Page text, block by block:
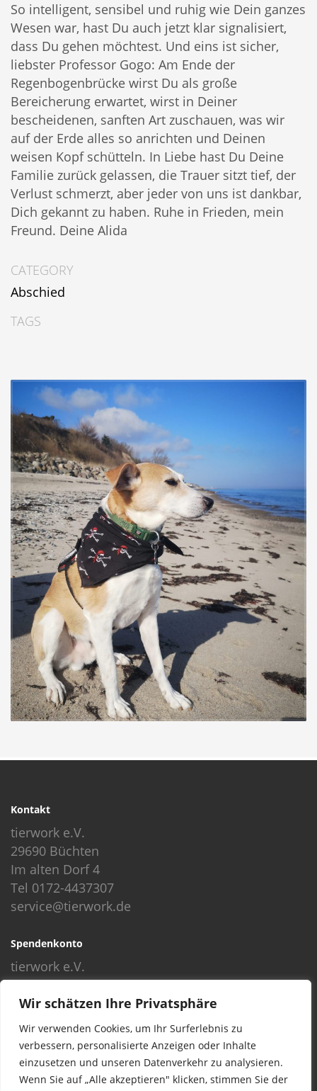
Wir schätzen Ihre Privatsphäre
Wir verwenden Cookies, um Ihr Surferlebnis zu
verbessern, personalisierte Anzeigen oder Inhalte
einzusetzen und unseren Datenverkehr zu analysieren.
Wenn Sie auf „Alle akzeptieren" klicken, stimmen Sie der
So intelligent, sensibel und ruhig wie Dein ganzes
Wesen war, hast Du auch jetzt klar signalisiert,
dass Du gehen möchtest. Und eins ist sicher,
liebster Professor Gogo: Am Ende der
Regenbogenbrücke wirst Du als große
Bereicherung erwartet, wirst in Deiner
bescheidenen, sanften Art zuschauen, was wir
auf der Erde alles so anrichten und Deinen
weisen Kopf schütteln. In Liebe hast Du Deine
Familie zurück gelassen, die Trauer sitzt tief, der
Verlust schmerzt, aber jeder von uns ist dankbar,
Dich gekannt zu haben. Ruhe in Frieden, mein
Freund. Deine Alida
CATEGORY
Abschied
TAGS
Kontakt
tierwork e.V.
29690 Büchten
Im alten Dorf 4
Tel 0172-4437307
service@tierwork.de
Spendenkonto
tierwork e.V.
Volksbank
BLZ: 24060300
Konto: 4902218000
IBAN: DE68240603004902218000
BIC: GENODEF1NBU